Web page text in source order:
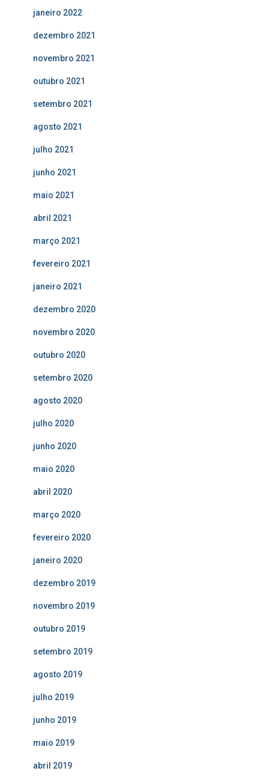
janeiro 2022
dezembro 2021
novembro 2021
outubro 2021
setembro 2021
agosto 2021
julho 2021
junho 2021
maio 2021
abril 2021
março 2021
fevereiro 2021
janeiro 2021
dezembro 2020
novembro 2020
outubro 2020
setembro 2020
agosto 2020
julho 2020
junho 2020
maio 2020
abril 2020
março 2020
fevereiro 2020
janeiro 2020
dezembro 2019
novembro 2019
outubro 2019
setembro 2019
agosto 2019
julho 2019
junho 2019
maio 2019
abril 2019